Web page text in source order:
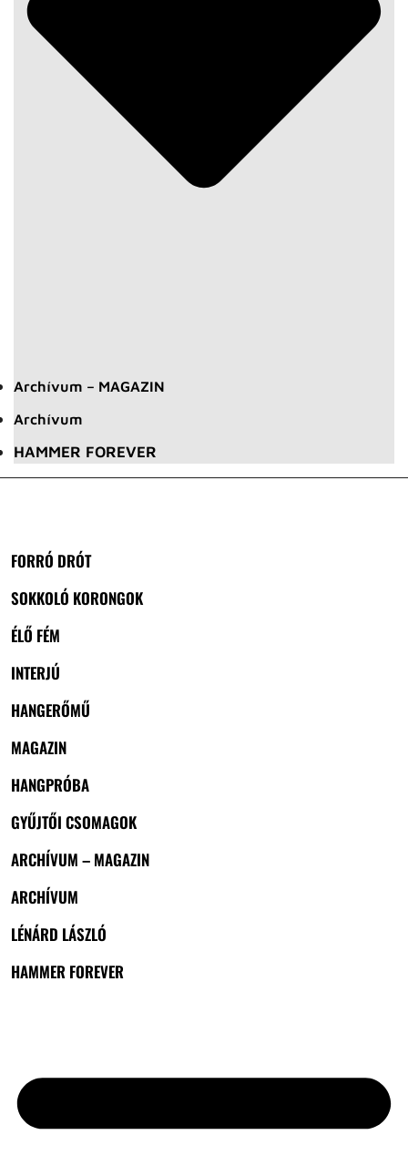
Archívum – MAGAZIN
Archívum
HAMMER FOREVER
FORRÓ DRÓT
SOKKOLÓ KORONGOK
ÉLŐ FÉM
INTERJÚ
HANGERŐMŰ
MAGAZIN
HANGPRÓBA
GYŰJTŐI CSOMAGOK
ARCHÍVUM – MAGAZIN
ARCHÍVUM
LÉNÁRD LÁSZLÓ
HAMMER FOREVER